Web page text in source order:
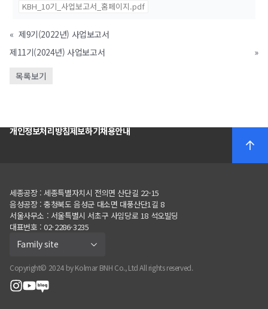
KBH_10기_사업보고서_홈페이지.pdf
« 제9기(2022년) 사업보고서
제11기(2024년) 사업보고서
»
목록보기
개인정보처리방침제보하기채용안내
세종공장 : 세종특별자치시 전의면 산단길 22-15
음성공장:충청북도 음성군 대소면 대풍산단1 길 8
서울사무소 : 서울특별시 서초구 사임당로 18 석오빌딩
대표번호 : 02-2286-3235
Family site
Copyright© 2024 by Kolmar BNH Co., Ltd All rights reserved.